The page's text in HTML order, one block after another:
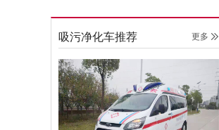
吸污净化车推荐 更多 